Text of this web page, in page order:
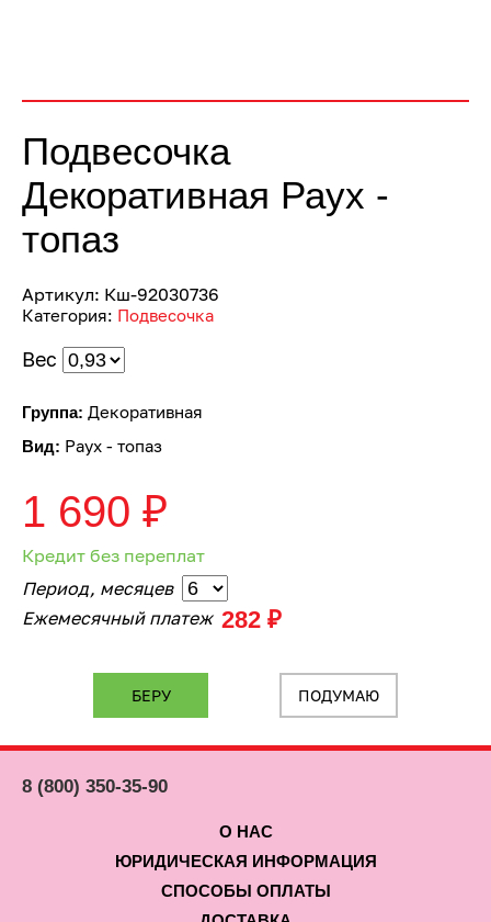
Подвесочка
Декоративная Раух -
топаз
Артикул: Кш-92030736
Категория: Подвесочка
Вес
Группа: Декоративная
Вид: Раух - топаз
1 690 ₽
Кредит без переплат
Период, месяцев
Ежемесячный платеж 282 ₽
ПОДУМАЮ
8 (800) 350-35-90
О НАС
ЮРИДИЧЕСКАЯ ИНФОРМАЦИЯ
СПОСОБЫ ОПЛАТЫ